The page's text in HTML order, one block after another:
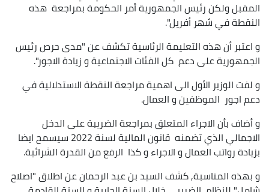
المقبل ولكن رئيس الجمهورية أمر الحكومة بمراجعة هذه
النقطة في شهر أفريل".
و اعتبر أن هذه التعليمة الرئاسية تكشف عن "مدى حرص رئيس
الجمهورية على دعم كل الفئات الاجتماعية و زيادة الاجور".
و لفت الوزير الأول الى اهمية مراجعة النقطة الاستدلالية في
دعم اجور الموظفين و العمال.
و أضاف بأن الاجراء المتعلق بمراجعة الضريبة على الدخل
الاجمالي الذي تضمنه قانون المالية لسنة 2022 سيسمح ايضا
بزيادة رواتب العمال و الاجراء و كذا الرفع من القدرة الشرائية.
و بهذه المناسبة, كشف السيد بن عبد الرحمان عن اطلاق "اصلاح